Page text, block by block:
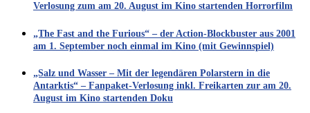
Verlosung zum am 20. August im Kino startenden Horrorfilm
„The Fast and the Furious“ – der Action-Blockbuster aus 2001
am 1. September noch einmal im Kino (mit Gewinnspiel)
„Salz und Wasser – Mit der legendären Polarstern in die
Antarktis“ – Fanpaket-Verlosung inkl. Freikarten zur am 20.
August im Kino startenden Doku